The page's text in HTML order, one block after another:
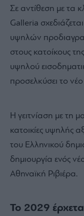
Σε αντίθεση με τα
Galleria
υψηλών
στους κατοίκους
υψηλού
προσελκύσει το
Η γειτνίαση με τη
κατοικίες υψηλής
του Ελληνικού
δημιουργία ενός
Αθηναϊκή Ριβιέρα.
Το 2029